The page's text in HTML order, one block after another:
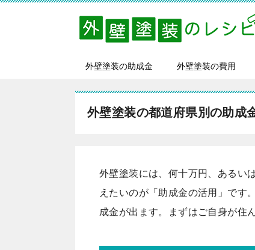
外壁塗装の助成金 外壁塗装の費用
外壁塗装の都道府県別の助成
外壁塗装には、何十万円、あるい
えたいのが「 助成金の活用 」です
成金が出ます。まずはご自身が住